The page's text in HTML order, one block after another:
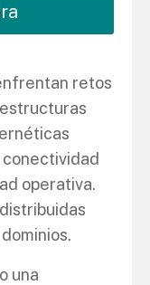
retos
operativa.
una